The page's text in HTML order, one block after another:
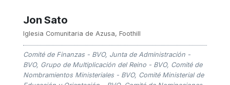
Jon Sato
Iglesia Comunitaria de Azusa, Foothill
Comité de Finanzas - BVO, Junta de Administración -
BVO, Grupo de Multiplicación del Reino - BVO, Comité de
Nombramientos Ministeriales - BVO, Comité Ministerial de